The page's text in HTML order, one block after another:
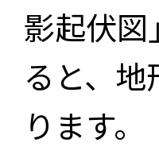
影起伏
ると、
ります。